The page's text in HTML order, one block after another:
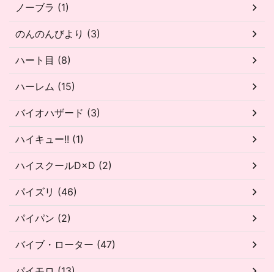
ノーブラ (1)
のんのんびより (3)
ハート目 (8)
ハーレム (15)
バイオハザード (3)
ハイキュー!! (1)
ハイスクールD×D (2)
パイズリ (46)
パイパン (2)
バイブ・ローター (47)